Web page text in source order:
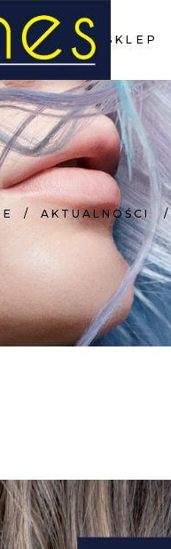
SKLEP
/ AKTUALNOŚCI